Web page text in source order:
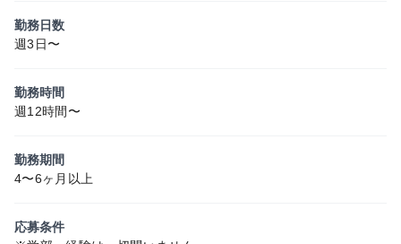
勤務日数
週3日〜
勤務時間
週12時間〜
勤務期間
4〜6ヶ月以上
応募条件